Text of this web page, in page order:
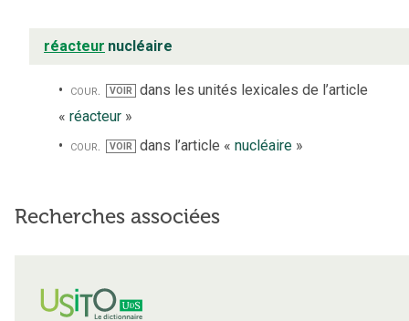
réacteur nucléaire
cour. VOIR dans les unités lexicales de l’article
« réacteur »
cour.
VOIR dans l’article « nucléaire»
Recherches associées